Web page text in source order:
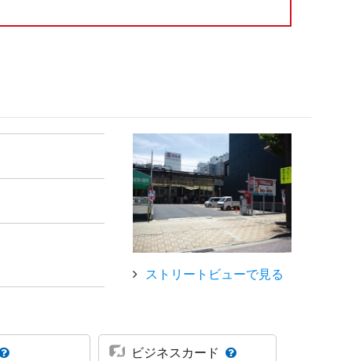
ストリートビューで見る
ビジネスカード